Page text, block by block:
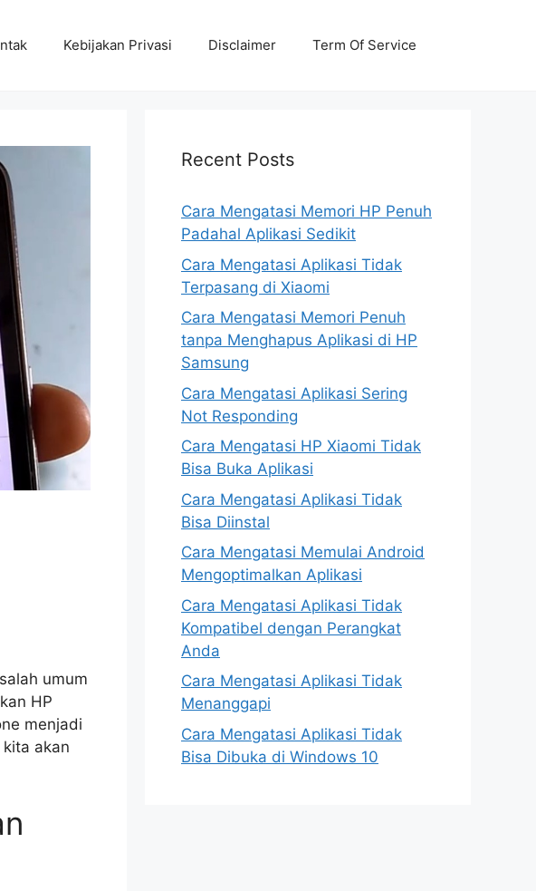
Kebijakan Privasi Disclaimer Term Of Service
umum
HP
menjadi
akan
Recent Posts
Cara Mengatasi Memori HP Penuh
Padahal Aplikasi Sedikit
Cara Mengatasi Aplikasi Tidak
Terpasang di Xiaomi
Cara Mengatasi Memori Penuh
tanpa Menghapus Aplikasi di HP
Samsung
Cara Mengatasi Aplikasi Sering
Not Responding
Cara Mengatasi HP Xiaomi Tidak
Bisa Buka Aplikasi
Cara Mengatasi Aplikasi Tidak
Bisa Diinstal
Cara Mengatasi Memulai Android
Mengoptimalkan Aplikasi
Cara Mengatasi Aplikasi Tidak
Kompatibel dengan Perangkat
Anda
Cara Mengatasi Aplikasi Tidak
Menanggapi
Cara Mengatasi Aplikasi Tidak
Bisa Dibuka di Windows 10